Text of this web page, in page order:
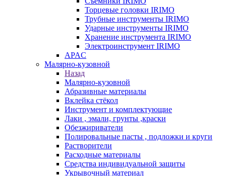
Торцевые головки IRIMO
Трубные инструменты IRIMO
Ударные инструменты IRIMO
Хранение инструмента IRIMO
Электроинструмент IRIMO
APAC
Малярно-кузовной
Назад
Малярно-кузовной
Абразивные материалы
Вклейка стёкол
Инструмент и комплектующие
Лаки , эмали, грунты ,краски
Обезжириватели
Полировальные пасты , подложки и круги
Растворители
Расходные материалы
Средства индивидуальной защиты
Укрывочный материал